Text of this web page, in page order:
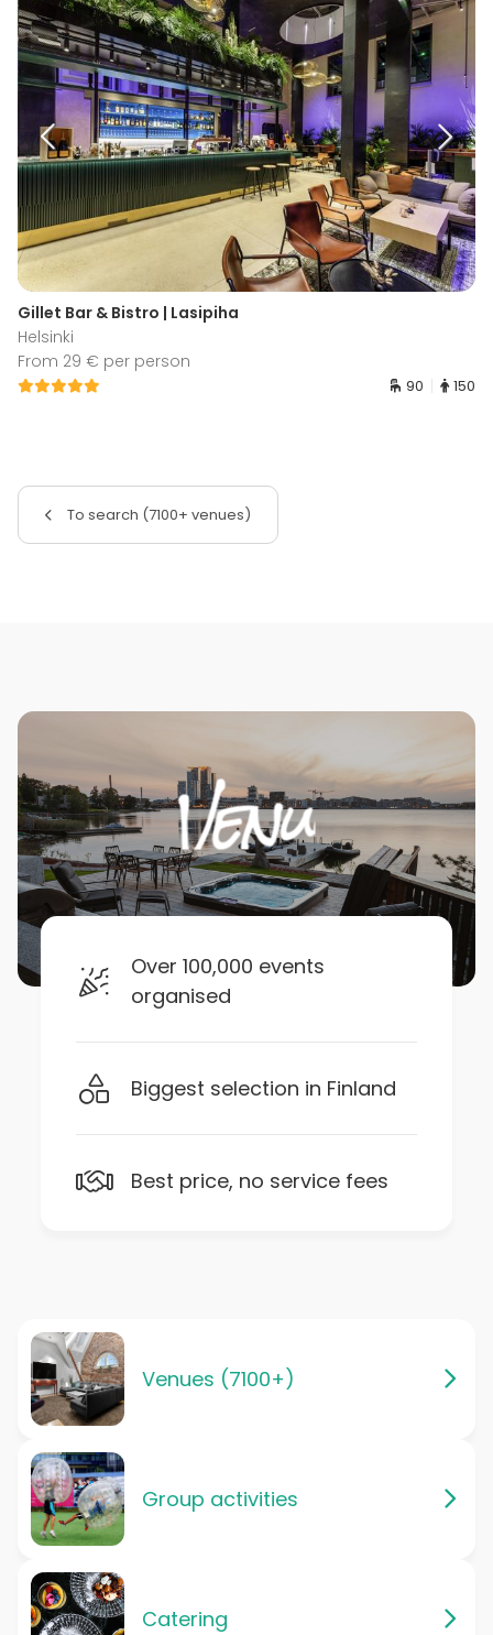
Gillet Bar & Bistro | Lasipiha
Helsinki
From 29 € per person
90 150
To search (7100+ venues)
Over 100,000 events
organised
Biggest selection in Finland
Best price, no service fees
Venues (7100+)
Group activities
Catering